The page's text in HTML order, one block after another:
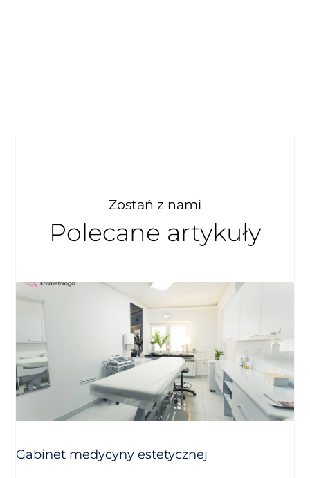
Zostań z nami
Polecane artykuły
Gabinet medycyny estetycznej